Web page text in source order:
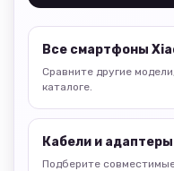
Все смартфоны
Сравните другие
каталоге.
Кабели и адаптеры
Подберите